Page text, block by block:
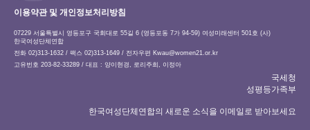
이용약관 및 개인정보처리방침
07229 서울특별시 영등포구 국회대로 55길 6 (영등포동 7가 94-59) 여성미래센터 501호 (사)
한국여성단체연합
전화 02)313-1632 / 팩스 02)313-1649 / 전자우편 Kwau@women21.or.kr
고유번호 203-82-33289 / 대표 : 양이현경, 로리주희, 이정아
국세청
성평등가족부
한국여성단체연합의 새로운 소식을 이메일로 받아보세요